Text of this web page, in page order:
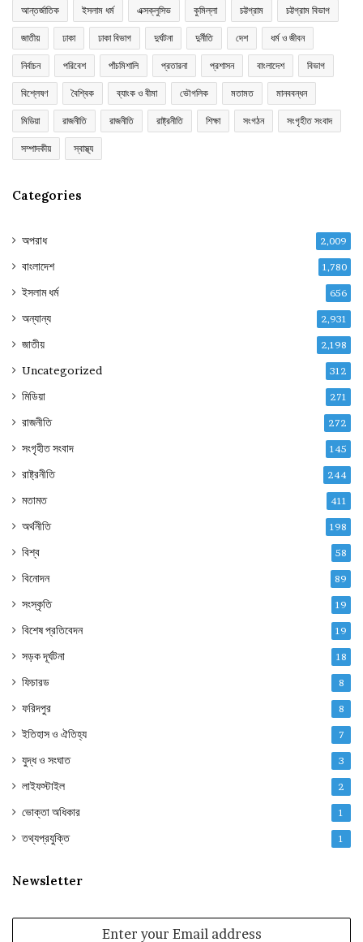
আন্তর্জাতিক ইসলাম ধর্ম এক্সক্লুসিভ কুমিল্লা চট্টগ্রাম চট্টগ্রাম বিভাগ
জাতীয় ঢাকা ঢাকা বিভাগ দুর্ঘটনা দুর্নীতি দেশ ধর্ম ও জীবন
নির্বাচন পরিবেশ পাঁচমিশালি প্রতারনা প্রশাসন বাংলাদেশ বিভাগ
বিশ্লেষণ বৈশ্বিক ব্যাংক ও বীমা ভৌগলিক মতামত মানববন্ধন
মিডিয়া রাজনীতি রাজনীতি রাষ্ট্রনীতি শিক্ষা সংগঠন সংগৃহীত সংবাদ
সম্পাদকীয় স্বাস্থ্য
Categories
অপরাধ 2,009
বাংলাদেশ 1,780
ইসলাম ধর্ম 656
অন্যান্য 2,931
জাতীয় 2,198
Uncategorized 312
মিডিয়া 271
রাজনীতি 272
সংগৃহীত সংবাদ 145
রাষ্ট্রনীতি 244
মতামত 411
অর্থনীতি 198
বিশ্ব 58
বিনোদন 89
সংস্কৃতি 19
বিশেষ প্রতিবেদন 19
সড়ক দূর্ঘটনা 18
ফিচারড 8
ফরিদপুর 8
ইতিহাস ও ঐতিহ্য 7
যুদ্ধ ও সংঘাত 3
লাইফস্টাইল 2
ভোক্তা অধিকার 1
তথ্যপ্রযুক্তি 1
Newsletter